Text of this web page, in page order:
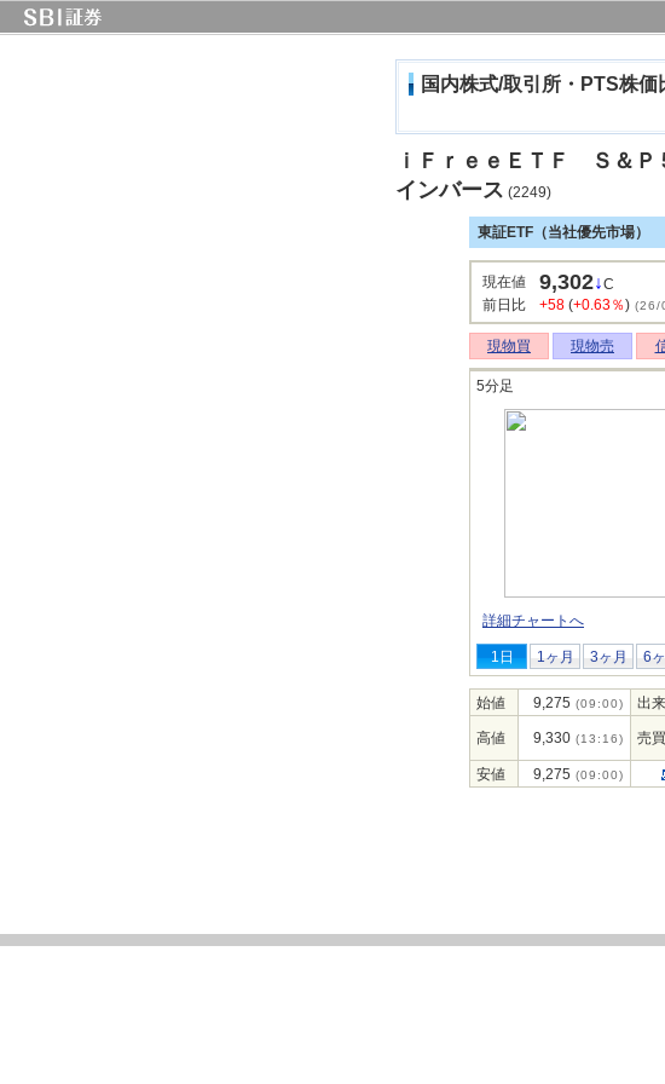
国内株式/取引所・PTS株価
ｉＦｒｅｅＥＴＦ Ｓ＆Ｐ
インバース (2249)
東証ETF（当社優先市場）
現在値 9,302↓C
前日比
+58 (+0.63％) (26/
現物買 現物売
5分足
詳細チャートへ
1日 1ヶ月 3ヶ月 6
始値 9,275 (09:00) 出
高値 9,330 (13:16) 売
安値 9,275 (09:00)